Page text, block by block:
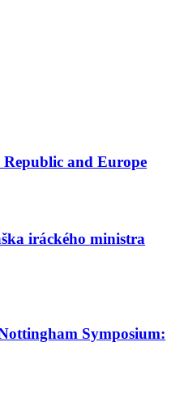
and Europe
iráckého ministra
Symposium: